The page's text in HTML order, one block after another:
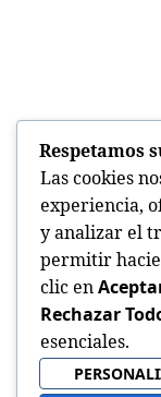
Respetamos
Las cookies
experiencia,
y analizar el
permitir
clic en
Rechazar
esenciales.